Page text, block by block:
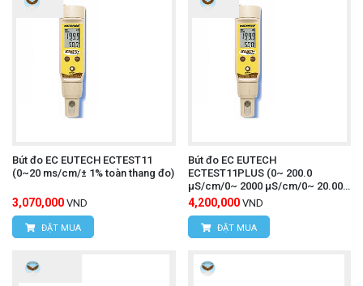
Bút đo EC EUTECH ECTEST11
(0~20 ms/cm/± 1% toàn thang đo)
3,070,000 VND
ĐẶT MUA
Bút đo EC EUTECH
ECTEST11PLUS (0~ 200.0
µS/cm/0~ 2000 µS/cm/0~ 20.00
mS/cm)
4,200,000 VND
ĐẶT MUA